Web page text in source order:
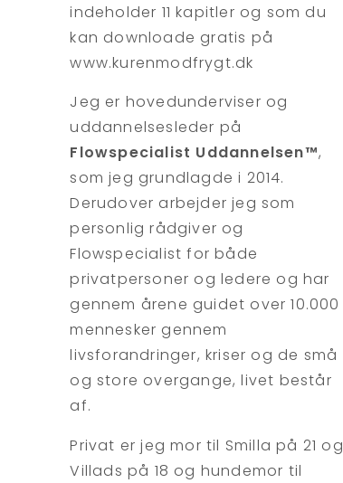
indeholder 11 kapitler og som du
kan downloade gratis på
www.kurenmodfrygt.dk
Jeg er hovedunderviser og
uddannelsesleder på
Flowspecialist Uddannelsen™,
som jeg grundlagde i 2014.
Derudover arbejder jeg som
personlig rådgiver og
Flowspecialist for både
privatpersoner og ledere og har
gennem årene guidet over 10.000
mennesker gennem
livsforandringer, kriser og de små
og store overgange, livet består
af.
Privat er jeg mor til Smilla på 21 og
Villads på 18 og hundemor til